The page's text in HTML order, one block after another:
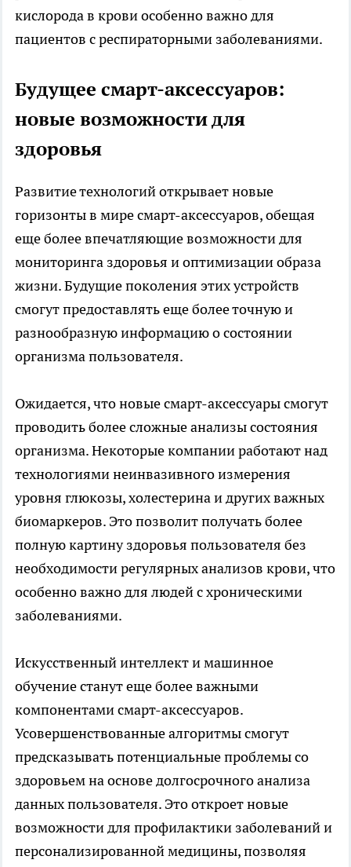
кислорода в крови особенно важно для
пациентов с респираторными заболеваниями.
Будущее смарт-аксессуаров:
новые возможности для
здоровья
Развитие технологий открывает новые
горизонты в мире смарт-аксессуаров, обещая
еще более впечатляющие возможности для
мониторинга здоровья и оптимизации образа
жизни. Будущие поколения этих устройств
смогут предоставлять еще более точную и
разнообразную информацию о состоянии
организма пользователя.
Ожидается, что новые смарт-аксессуары смогут
проводить более сложные анализы состояния
организма. Некоторые компании работают над
технологиями неинвазивного измерения
уровня глюкозы, холестерина и других важных
биомаркеров. Это позволит получать более
полную картину здоровья пользователя без
необходимости регулярных анализов крови, что
особенно важно для людей с хроническими
заболеваниями.
Искусственный интеллект и машинное
обучение станут еще более важными
компонентами смарт-аксессуаров.
Усовершенствованные алгоритмы смогут
предсказывать потенциальные проблемы со
здоровьем на основе долгосрочного анализа
данных пользователя. Это откроет новые
возможности для профилактики заболеваний и
персонализированной медицины, позволяя